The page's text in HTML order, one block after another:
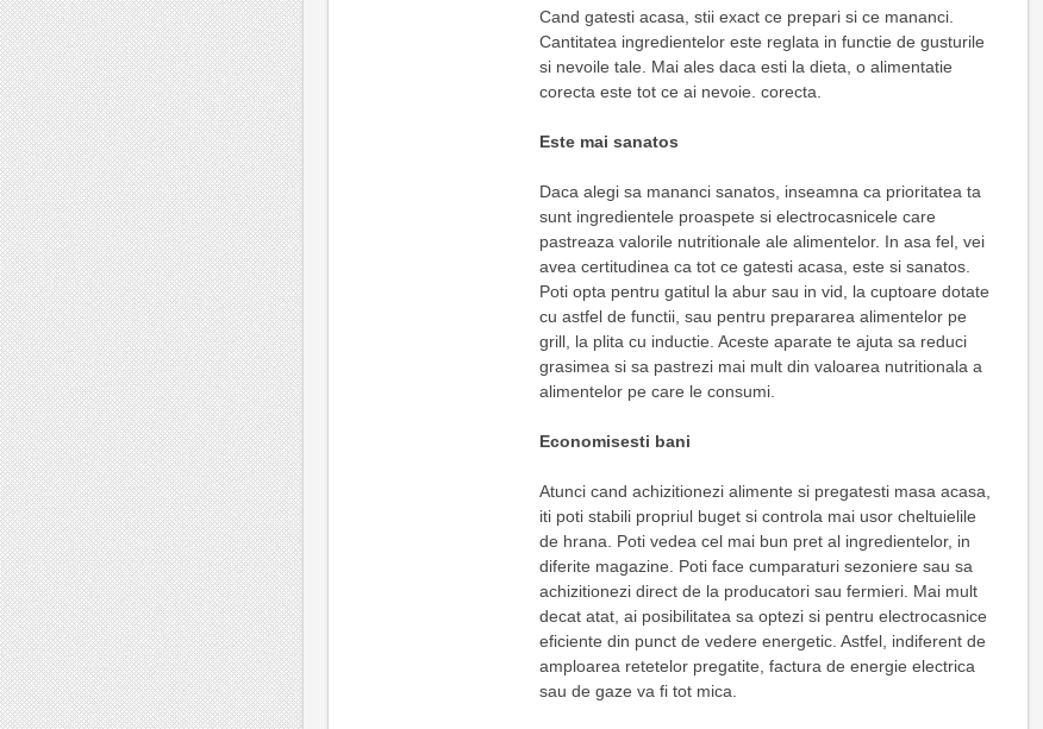
Cand gatesti acasa, stii exact ce prepari si ce mananci.
Cantitatea ingredientelor este reglata in functie de gusturile
si nevoile tale. Mai ales daca esti la dieta, o alimentatie
corecta este tot ce ai nevoie. corecta.
Este mai sanatos
Daca alegi sa mananci sanatos, inseamna ca prioritatea ta
sunt ingredientele proaspete si electrocasnicele care
pastreaza valorile nutritionale ale alimentelor. In asa fel, vei
avea certitudinea ca tot ce gatesti acasa, este si sanatos.
Poti opta pentru gatitul la abur sau in vid, la cuptoare dotate
cu astfel de functii, sau pentru prepararea alimentelor pe
grill, la plita cu inductie. Aceste aparate te ajuta sa reduci
grasimea si sa pastrezi mai mult din valoarea nutritionala a
alimentelor pe care le consumi.
Economisesti bani
Atunci cand achizitionezi alimente si pregatesti masa acasa,
iti poti stabili propriul buget si controla mai usor cheltuielile
de hrana. Poti vedea cel mai bun pret al ingredientelor, in
diferite magazine. Poti face cumparaturi sezoniere sau sa
achizitionezi direct de la producatori sau fermieri. Mai mult
decat atat, ai posibilitatea sa optezi si pentru electrocasnice
eficiente din punct de vedere energetic. Astfel, indiferent de
amploarea retetelor pregatite, factura de energie electrica
sau de gaze va fi tot mica.